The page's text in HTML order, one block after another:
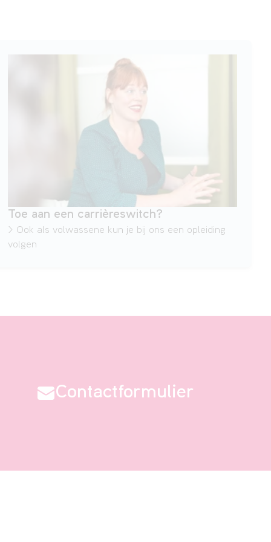
Toe aan een carrièreswitch?
> Ook als volwassene kun je bij ons een opleiding
volgen
Contactformulier